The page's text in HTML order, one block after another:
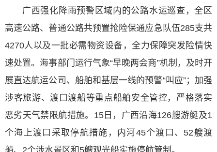
广西强化降雨预警区域内的公路水运巡查，全区
高速公路、普通公路共预置抢险保通应急队伍285支共
4270人以及一批必需物资设备，全力保障突发险情快
速处置。海事部门运行气象“早晚两会商”机制，及时开
展直达航运公司、船舶和基层一线的预警“叫应”；加强
涉客旅游、渡口渡船等重点船舶安全管控，严格落实
恶劣天气禁限航措施。15日，广西沿海126艘游艇及1
个海上渡口采取停航措施，内河45个渡口、52艘渡
船、2个涉水景区和5艘观光船实施停航管制。